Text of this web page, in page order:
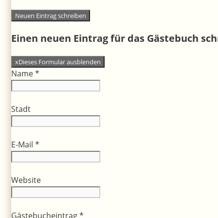
Einen neuen Eintrag für das Gästebuch
xDieses Formular ausblenden
Name*
Stadt
E-Mail *
Website
Gästebucheintrag*